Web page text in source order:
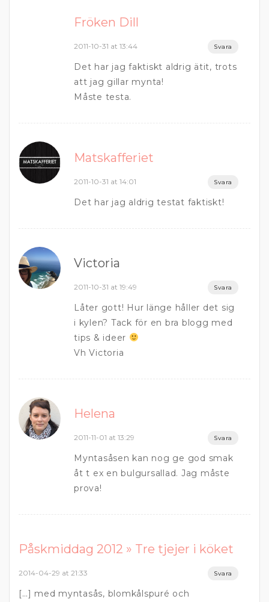
Fröken Dill
2011-10-31 at 13:44 Svara
Det har jag faktiskt aldrig ätit, trots
att jag gillar mynta!
Måste testa.
Matskafferiet
2011-10-31 at 14:01 Svara
Det har jag aldrig testat faktiskt!
Victoria
2011-10-31 at 19:49 Svara
Låter gott! Hur länge håller det sig
i kylen? Tack för en bra blogg med
tips & ideer
Vh Victoria
Helena
2011-11-01 at 13:29 Svara
Myntasåsen kan nog ge god smak
åt t ex en bulgursallad. Jag måste
prova!
Påskmiddag 2012 » Tre tjejer i köket
2014-04-29 at 21:33 Svara
[…] med myntasås, blomkålspuré och